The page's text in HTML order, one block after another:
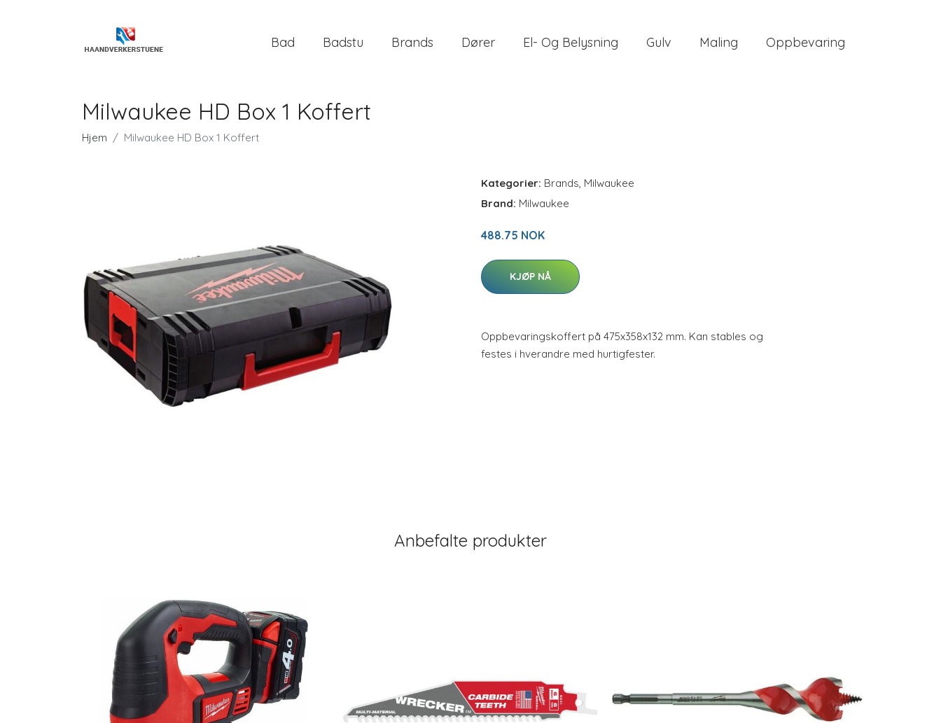
Bad Badstu Brands Dører El- Og Belysning Gulv Maling Oppbevaring
Milwaukee HD Box 1 Koffert
Hjem Milwaukee HD Box 1 Koffert
Kategorier: Brands, Milwaukee
Brand: Milwaukee
488.75 NOK
KJØP NÅ
Oppbevaringskoffert på 475x358x132 mm. Kan stables og
festes i hverandre med hurtigfester.
Anbefalte produkter